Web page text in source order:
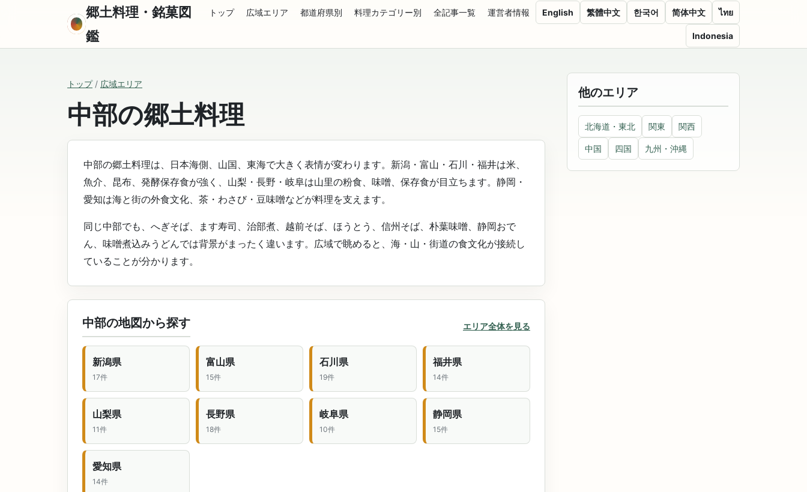
郷土料理・銘菓図
鑑
トップ 広域エリア 都道府県別 料理カテゴリー別 全記事一覧 運営者情報 English 繁體中文 한국어 简体中文 ไทย
Indonesia
トップ/ 広域エリア
中部の郷土料理
中部の郷土料理は、日本海側、山国、東海で大きく表情が変わります。新潟・富山・石川・福井は米、
魚介、昆布、発酵保存食が強く、山梨・長野・岐阜は山里の粉食、味噌、保存食が目立ちます。静岡・
愛知は海と街の外食文化、茶・わさび・豆味噌などが料理を支えます。
同じ中部でも、へぎそば、ます寿司、治部煮、越前そば、ほうとう、信州そば、朴葉味噌、静岡おで
ん、味噌煮込みうどんでは背景がまったく違います。広域で眺めると、海・山・街道の食文化が接続し
ていることが分かります。
中部の地図から探す エリア全体を見る
新潟県
17件
富山県
15件
石川県
19件
福井県
14件
山梨県
11件
長野県
18件
岐阜県
10件
静岡県
15件
愛知県
14件
他のエリア
北海道・東北 関東 関西
中国 四国 九州・沖縄